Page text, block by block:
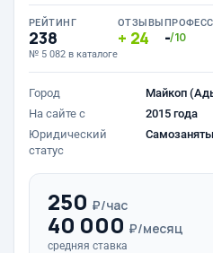
РЕЙТИНГ
238
№ 5 082 в каталоге
ОТЗЫВЫ
24 -/10
Город
Майкоп
На сайте с
2015 года
Юридический
статус
250 ₽/час
40 000 ₽/месяц
средняя ставка